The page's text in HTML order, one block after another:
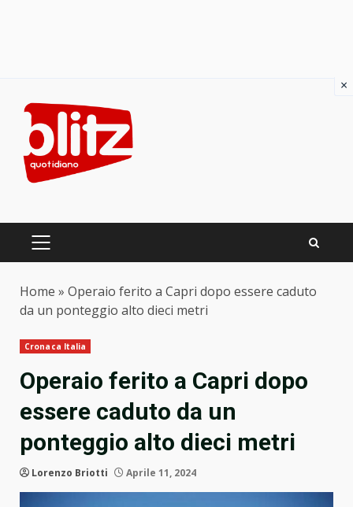
content
PRIMARY
Home » Operaio ferito a Capri dopo essere caduto
da un ponteggio alto dieci metri
Cronaca Italia
Operaio ferito a Capri dopo
essere caduto da un
ponteggio alto dieci metri
Lorenzo Briotti Aprile 11, 2024
×